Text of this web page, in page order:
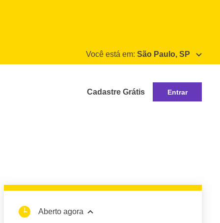
Você está em: São Paulo, SP
Cadastre Grátis Entrar
Aberto agora